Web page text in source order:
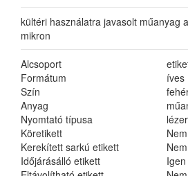
kültéri használatra javasolt műanyag
mikron
Alcsoport
Formátum
íves
Szín
Anyag
Nyomtató típusa
Köretikett
Nem
Kerekített sarkú etikett
Nem
Időjárásálló etikett
Igen